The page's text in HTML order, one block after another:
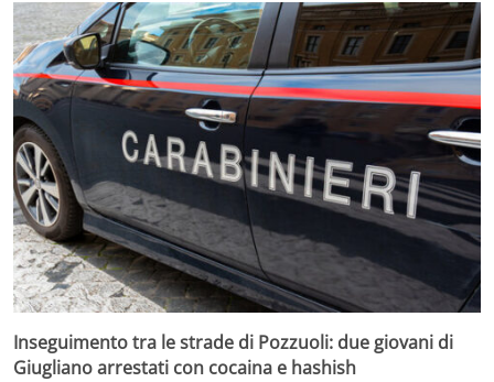
Inseguimento tra le strade di Pozzuoli: due giovani di
Giugliano arrestati con cocaina e hashish